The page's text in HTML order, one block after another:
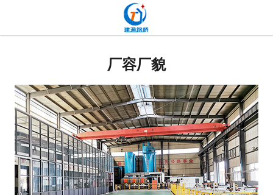
新闻中心
发货现场
工程案例
厂容厂貌